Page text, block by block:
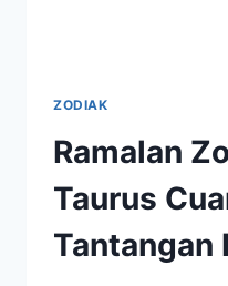
ZODIAK
Ramalan
Taurus
Tantangan